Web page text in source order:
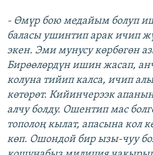
- Өмүр бою медайым болуп
баласы ушинтип арак ичип
экен. Эми мунусу көрбөгөн
Бирөөлөрдүн ишин жасап,
колуна тийип калса, ичип
көтөрөт. Кийинчерээк
алчу болду. Ошентип мас
тополоң кылат, апасына кол
көп. Ошондой бир ызы-чуу